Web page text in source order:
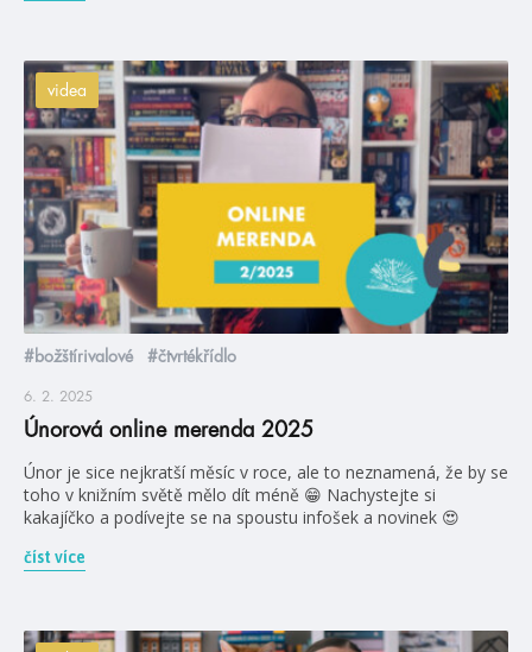
videa
#božštírivalové #čtvrtékřídlo
6. 2. 2025
Únorová online merenda 2025
Únor je sice nejkratší měsíc v roce, ale to neznamená, že by se
toho v knižním světě mělo dít méně 😁 Nachystejte si
kakajíčko a podívejte se na spoustu infošek a novinek 😍
číst více